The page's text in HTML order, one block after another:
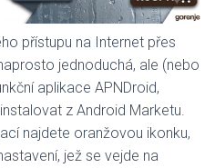
přístupu na Internet přes
jednoduchá, ale (nebo
aplikace APNDroid,
z Android Marketu.
najdete oranžovou ikonku,
jež se vejde na